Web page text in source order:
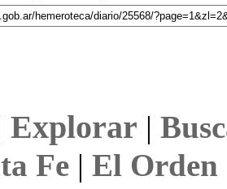
Explorar |
Fe| El Orden